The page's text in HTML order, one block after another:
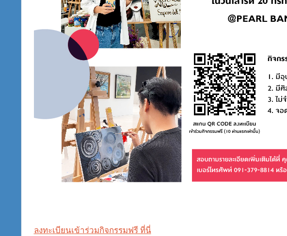
ลงทะเบียนเข้าร่วมกิจกรรมฟรี ที่นี่